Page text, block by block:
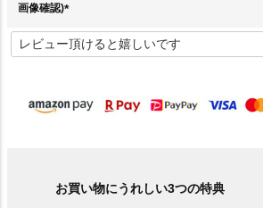
画像確認)
必
須
お買い物にうれしい3つの特典